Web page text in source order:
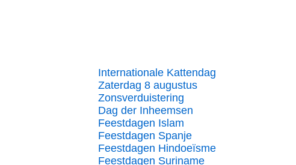
Internationale Kattendag
Zaterdag 8 augustus
Zonsverduistering
Dag der Inheemsen
Feestdagen Islam
Feestdagen Spanje
Feestdagen Hindoeïsme
Feestdagen Suriname